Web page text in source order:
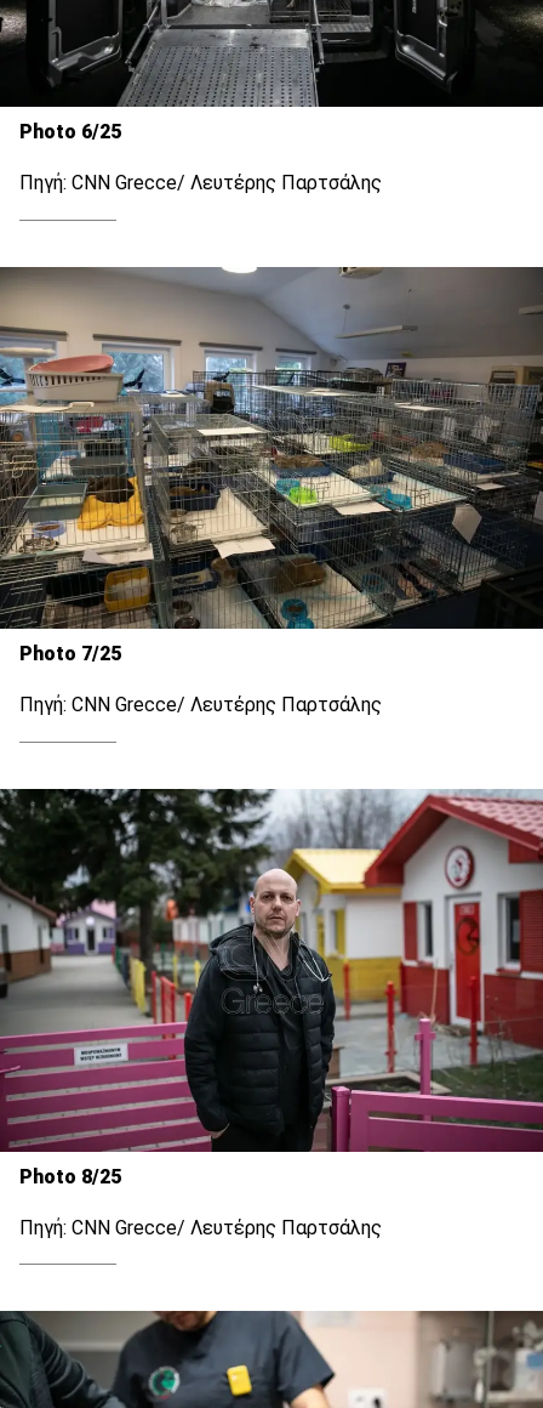
Photo 6/25
Πηγή: CNN Grecce/ Λευτέρης Παρτσάλης
Photo 7/25
Πηγή: CNN Grecce/ Λευτέρης Παρτσάλης
Photo 8/25
Πηγή: CNN Grecce/ Λευτέρης Παρτσάλης